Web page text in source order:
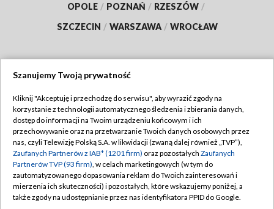
OPOLE / POZNAŃ / RZESZÓW /
SZCZECIN / WARSZAWA / WROCŁAW
TVP
Abonament TVP
Emisja w TVP
Centrum informacji TVP
Naziemna Telewizja Cyfrowa
Regulamin TVP
Polityka prywatności
Moje zgody
Pomoc
Szanujemy Twoją prywatność
Kliknij "Akceptuję i przechodzę do serwisu", aby wyrazić zgody na
korzystanie z technologii automatycznego śledzenia i zbierania danych,
dostęp do informacji na Twoim urządzeniu końcowym i ich
przechowywanie oraz na przetwarzanie Twoich danych osobowych przez
nas, czyli Telewizję Polską S.A. w likwidacji (zwaną dalej również „TVP”),
Zaufanych Partnerów z IAB* (1201 firm) oraz pozostałych Zaufanych
Partnerów TVP (93 firm), w celach marketingowych (w tym do
zautomatyzowanego dopasowania reklam do Twoich zainteresowań i
mierzenia ich skuteczności) i pozostałych, które wskazujemy poniżej, a
także zgody na udostępnianie przez nas identyfikatora PPID do Google.